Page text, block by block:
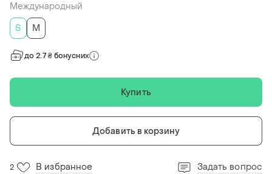
Международный
S
M
до 2.7 ₴ бонусних
Купить
Добавить в корзину
2 В избранное Задать вопрос